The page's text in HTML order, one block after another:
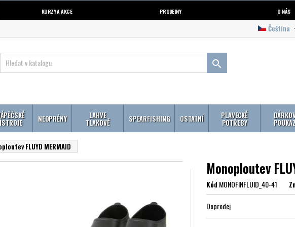
KURZY A AKCE PRODEJNY O NÁS
Čeština

NEOPRÉNY LAHVE
TLAKOVÉ SPEARFISHING OSTATNÍ PLAVECKÉ
POTŘEBY
FLUYD MERMAID
Monoploutev
KódMONOFINFLUID_40-41
Doprodej